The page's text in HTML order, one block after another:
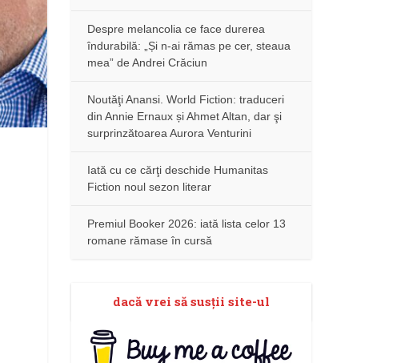
Despre melancolia ce face durerea
îndurabilă: „Și n-ai rămas pe cer, steaua
mea” de Andrei Crăciun
Noutăţi Anansi. World Fiction: traduceri
din Annie Ernaux și Ahmet Altan, dar şi
surprinzătoarea Aurora Venturini
Iată cu ce cărţi deschide Humanitas
Fiction noul sezon literar
Premiul Booker 2026: iată lista celor 13
romane rămase în cursă
dacă vrei să susţii site-ul